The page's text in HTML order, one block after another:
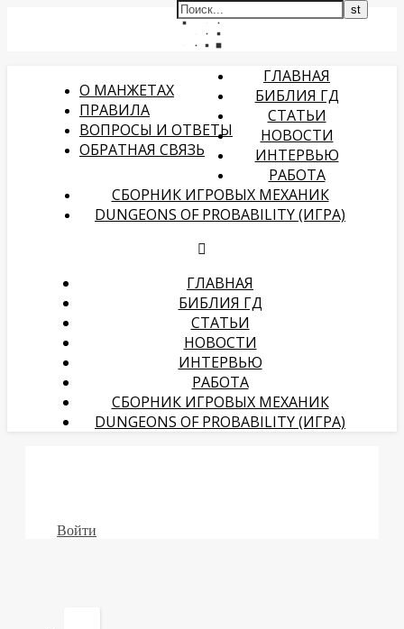
О МАНЖЕТАХ
ПРАВИЛА
ВОПРОСЫ И ОТВЕТЫ
ОБРАТНАЯ СВЯЗЬ
ГЛАВНАЯ
БИБЛИЯ ГД
СТАТЬИ
НОВОСТИ
ИНТЕРВЬЮ
РАБОТА
СБОРНИК ИГРОВЫХ МЕХАНИК
DUNGEONS OF PROBABILITY (ИГРА)
ГЛАВНАЯ
БИБЛИЯ ГД
СТАТЬИ
НОВОСТИ
ИНТЕРВЬЮ
РАБОТА
СБОРНИК ИГРОВЫХ МЕХАНИК
DUNGEONS OF PROBABILITY (ИГРА)
Войти